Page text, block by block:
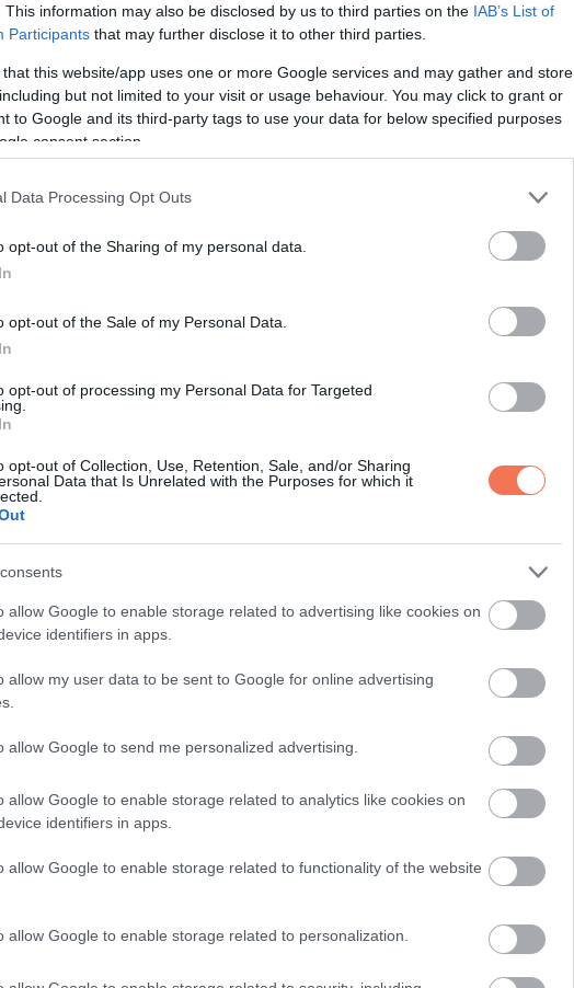
This information may also be disclosed by us to third parties on the IAB’s List of
Participants that may further disclose it to other third parties.
that this website/app uses one or more Google services and may gather and store
but not limited to your visit or usage behaviour. You may click to grant or
to Google and its third-party tags to use your data for below specified purposes
consent section.
Data Processing Opt Outs
opt-out of the Sharing of my personal data.
opt-out of the Sale of my Personal Data.
opt-out of processing my Personal Data for Targeted
opt-out of Collection, Use, Retention, Sale, and/or Sharing
Data that Is Unrelated with the Purposes for which it
allow Google to enable storage related to advertising like cookies on
identifiers in apps.
allow my user data to be sent to Google for online advertising
allow Google to send me personalized advertising.
allow Google to enable storage related to analytics like cookies on
identifiers in apps.
allow Google to enable storage related to functionality of the website
allow Google to enable storage related to personalization.
hiánya miatt Rebecca kénytelen volt saját maga változtatni a
is rendelt az interneten, saját költségén.
ipswichi mentálhigiénés intézményben, és nem akart távozni addig,
lenne bárhová elutazni Norfolkban vagy Suffolkban, csak beszélhessen
még a rendőrség kihívásával is fenyegették.
meghatározta Rebecca jövővel kapcsolatos gondolatait. Attól félt,
szerette a munkáját.
felülvizsgálatára, de azt a trust törölte. Amikor Rebecca végül
lítiumot kellene szednie. Édesanyja szerint ezt a változást nagyon
és a munkáját sem tudja majd folytatni. Ez különösen nehéz
Rebecca hosszabb ideje küzdött mentális problémákkal. Az East of